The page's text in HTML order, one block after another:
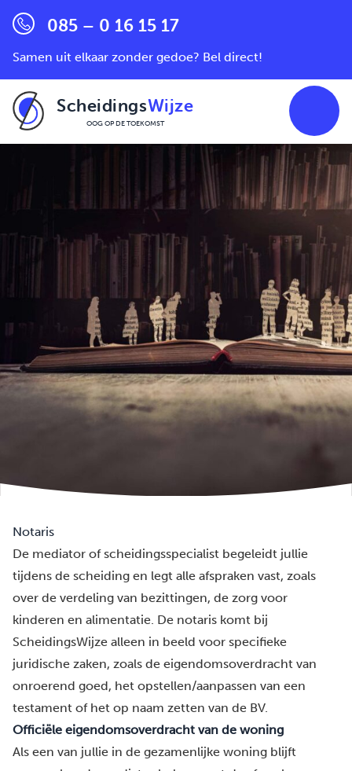
085 – 0 16 15 17
Samen uit elkaar zonder gedoe? Bel direct!
ScheidingsWijze
OOG OP DE TOEKOMST
Notaris
De mediator of scheidingsspecialist begeleidt jullie
tijdens de scheiding en legt alle afspraken vast, zoals
over de verdeling van bezittingen, de zorg voor
kinderen en alimentatie. De notaris komt bij
ScheidingsWijze alleen in beeld voor specifieke
juridische zaken, zoals de eigendomsoverdracht van
onroerend goed, het opstellen/aanpassen van een
testament of het op naam zetten van de BV.
Officiële eigendomsoverdracht van de woning
Als een van jullie in de gezamenlijke woning blijft